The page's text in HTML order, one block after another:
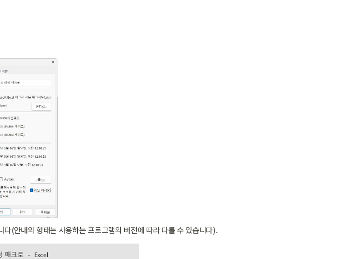
(안내의 형태는 사용하는 프로그램의 버전에 따라 다를 수 있습니다).